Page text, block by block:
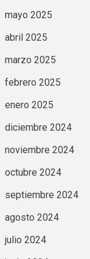
mayo 2025
abril 2025
marzo 2025
febrero 2025
enero 2025
diciembre 2024
noviembre 2024
octubre 2024
septiembre 2024
agosto 2024
julio 2024